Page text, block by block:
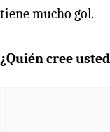
tiene mucho gol.
¿Quién cree